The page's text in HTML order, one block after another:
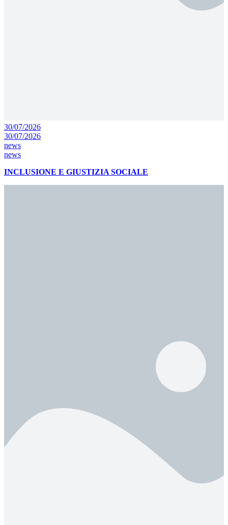
30/07/2026
30/07/2026
news
news
INCLUSIONE E GIUSTIZIA SOCIALE